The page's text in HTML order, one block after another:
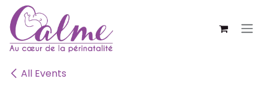
SE RENDRE AU CONTENU
All Events